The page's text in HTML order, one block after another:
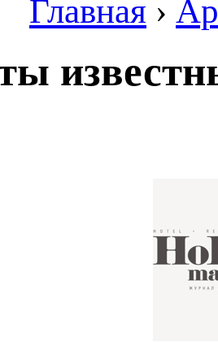
Главная ›